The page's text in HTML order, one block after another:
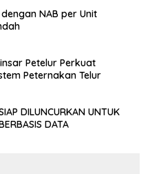
NAB per Unit
Petelur Perkuat
Peternakan Telur
DILUNCURKAN UNTUK
DATA